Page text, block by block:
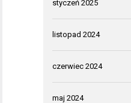
styczeń 2025
listopad 2024
czerwiec 2024
maj 2024